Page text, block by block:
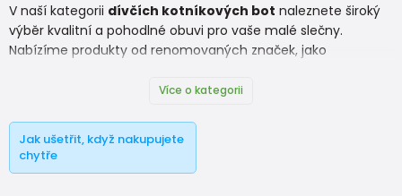
V naší kategorii dívčích kotníkových bot naleznete široký
výběr kvalitní a pohodlné obuvi pro vaše malé slečny.
Nabízíme produkty od renomovaných značek, jako
které zaručují vysokou kvalitu a komfort.
Více o kategorii
Jak ušetřit, když nakupujete
chytře